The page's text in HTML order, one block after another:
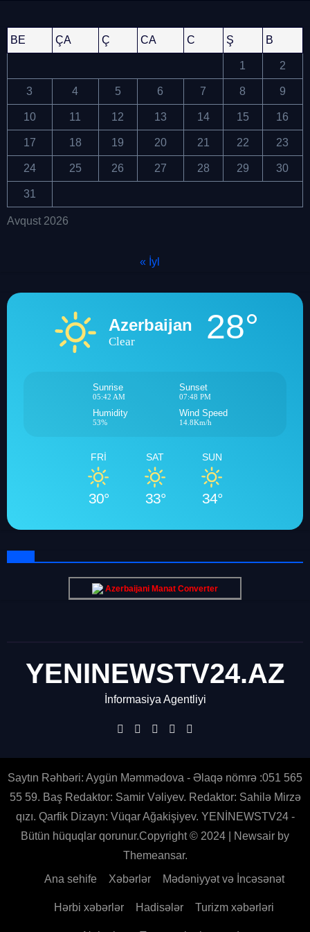
Avqust 2026
BE ÇA Ç CA C Ş B
1 2
3 4 5 6 7 8 9
10 11 12 13 14 15 16
17 18 19 20 21 22 23
24 25 26 27 28 29 30
31
« İyl
Azerbaijan
Clear 28°
Sunrise
05:42 AM
Sunset
07:48 PM
Humidity
53%
Wind Speed
14.8Km/h
FRI
30°
SAT
33°
SUN
34°
Azerbaijani Manat Converter
YENINEWSTV24.AZ
İnformasiya Agentliyi
Saytın Rəhbəri: Aygün Məmmədova - Əlaqə nömrə :051 565
55 59. Baş Redaktor: Samir Vəliyev. Redaktor: Sahilə Mirzə
qızı. Qarfik Dizayn: Vüqar Ağakişiyev. YENİNEWSTV24 -
Bütün hüquqlar qorunur.Copyright © 2024
Newsair by
Themeansar.
Ana sehife Xəbərlər Mədəniyyət və İncəsənət
Hərbi xəbərlər Hadisələr Turizm xəbərləri